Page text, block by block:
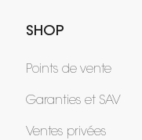
SHOP
Points de vente
Garanties et SAV
Ventes privées